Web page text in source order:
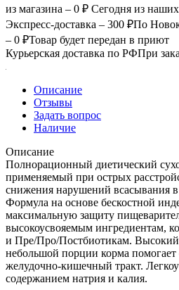
из магазина – 0 ₽ Сегодня из
Экспресс-доставка – 300 ₽По
– 0 ₽Товар будет передан в приют
Курьерская доставка по РФПри
Описание
Отзывы
Задать вопрос
Наличие
Описание
Полнорационный диетический
применяемый при острых
снижения нарушений всасывания
Формула на основе бескостной
максимальную защиту
высокоусвояемым ингредиентам,
и Пре/Про/Постбиотикам. Высокий
небольшой порции корма помогает
желудочно-кишечный тракт.
содержанием натрия и калия.